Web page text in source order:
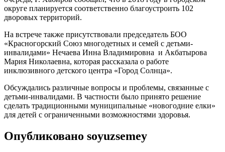
округе планируется соответственно благоустроить 102
дворовых территорий.
На встрече также присутствовали председатель БОО
«Красногорский Союз многодетных и семей с детьми-
инвалидами» Нечаева Инна Владимировна и Акбатырова
Мария Николаевна, которая рассказала о работе
инклюзивного детского центра «Город Солнца».
Обсуждались различные вопросы и проблемы, связанные с
детьми-инвалидами. В частности было принято решение
сделать традиционными муниципальные «новогодние елки»
для детей с ограниченными возможностями здоровья.
Опубликовано soyuzsemey